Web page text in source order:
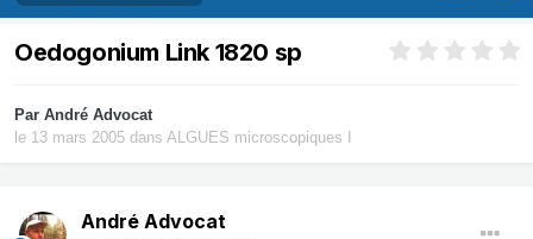
Oedogonium Link 1820 sp
Par André Advocat
le 13 mars 2005 dans ALGUES microscopiques I
André Advocat